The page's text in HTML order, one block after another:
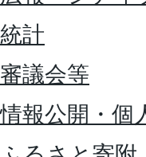
統計
審議会等
情報公開・個